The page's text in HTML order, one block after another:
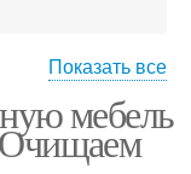
Показать все
мебель